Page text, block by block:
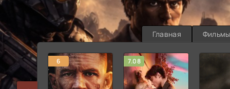
Главная Фильмы
6 7.08